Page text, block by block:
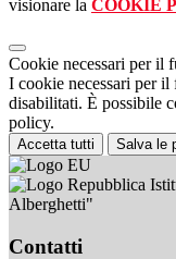
visionare la COOKIE
Cookie necessari per il
I cookie necessari per il
disabilitati. È possibile
policy.
Accetta tutti Salva le
Alberghetti"
Contatti